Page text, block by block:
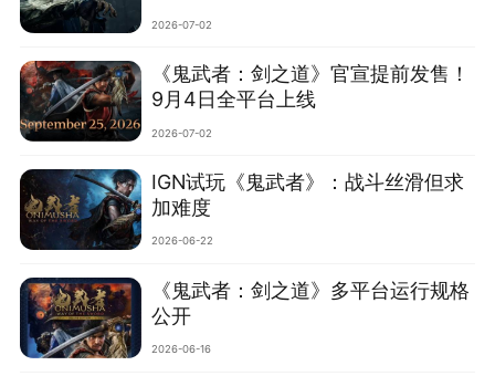
2026-07-02
《鬼武者：剑之道》官宣提前发售！
9月4日全平台上线
2026-07-02
IGN试玩《鬼武者》：战斗丝滑但求
加难度
2026-06-22
‌《鬼武者：剑之道》多平台运行规格
公开‌
2026-06-16